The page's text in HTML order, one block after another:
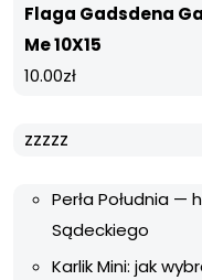
Flaga Gadsdena
Me 10X15
10.00zł
zzzzz
Perła Południa —
Sądeckiego
Karlik Mini: jak